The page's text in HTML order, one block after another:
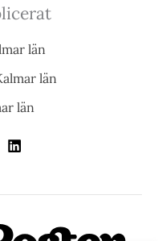
län
län
län